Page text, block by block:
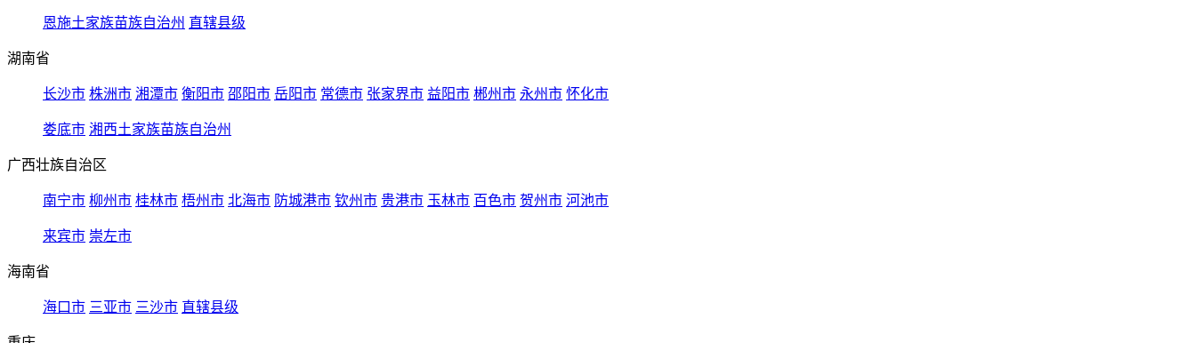
恩施土家族苗族自治州 直辖县级
湖南省
长沙市 株洲市 湘潭市 衡阳市 邵阳市 岳阳市 常德市 张家界市 益阳市 郴州市 永州市 怀化市
娄底市 湘西土家族苗族自治州
广西壮族自治区
南宁市 柳州市 桂林市 梧州市 北海市 防城港市 钦州市 贵港市 玉林市 百色市 贺州市 河池市
来宾市 崇左市
海南省
海口市 三亚市 三沙市 直辖县级